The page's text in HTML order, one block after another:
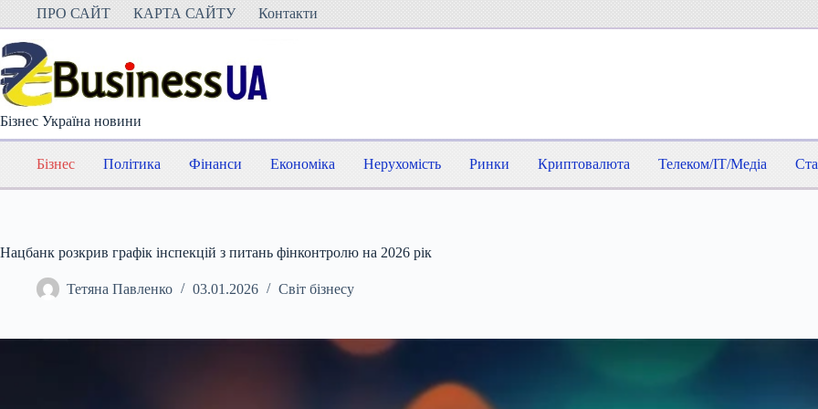
Перейти
вмісту
ПРО САЙТ КАРТА САЙТУ Контакти
Бізнес Україна новини
Бізнес Політика Фінанси Економіка Нерухомість Ринки Криптовалюта Телеком/IT/Медіа
Нацбанк розкрив графік інспекцій з питань фінконтролю на 2026 рік
Тетяна Павленко 03.01.2026 Світ бізнесу